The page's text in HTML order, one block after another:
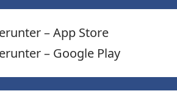
– App Store
– Google Play